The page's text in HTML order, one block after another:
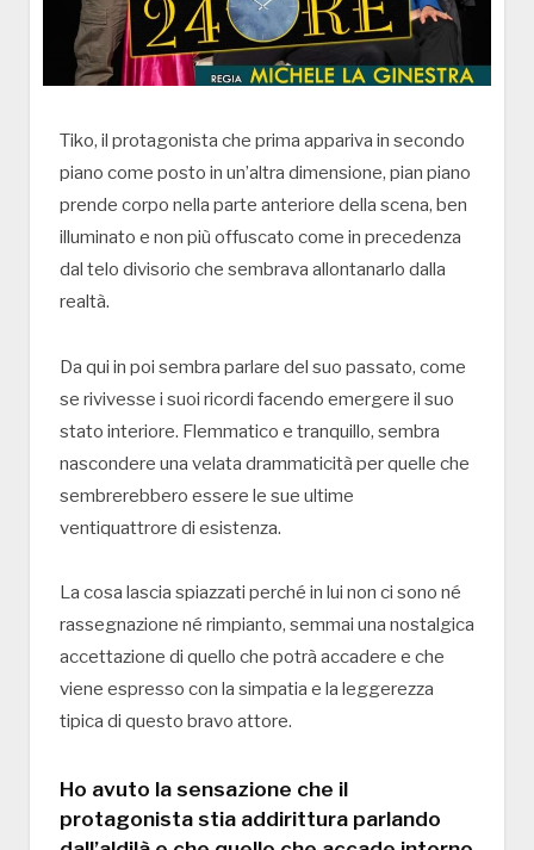
Tiko, il protagonista che prima appariva in secondo
piano come posto in un’altra dimensione, pian piano
prende corpo nella parte anteriore della scena, ben
illuminato e non più offuscato come in precedenza
dal telo divisorio che sembrava allontanarlo dalla
realtà.
Da qui in poi sembra parlare del suo passato, come
se rivivesse i suoi ricordi facendo emergere il suo
stato interiore. Flemmatico e tranquillo, sembra
nascondere una velata drammaticità per quelle che
sembrerebbero essere le sue ultime
ventiquattrore di esistenza.
La cosa lascia spiazzati perché in lui non ci sono né
rassegnazione né rimpianto, semmai una nostalgica
accettazione di quello che potrà accadere e che
viene espresso con la simpatia e la leggerezza
tipica di questo bravo attore.
Ho avuto la sensazione che il
protagonista stia addirittura parlando